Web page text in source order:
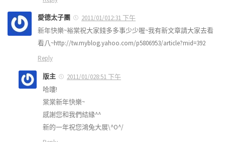
愛德太子團
2011/01/012:31 下午
新年快樂~裕棠祝大家錢多多事少少喔~我有新文章請大家去看
看八~http://tw.myblog.yahoo.com/p5806953/article?mid=392
Reply
版主
2011/01/028:51 下午
哈嘍!
棠棠新年快樂~
感謝您和我們結緣^^
新的一年祝您鴻兔大展\^O^/